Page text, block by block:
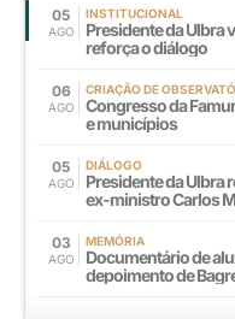
05
AGO
INSTITUCIONAL
Presidente da Ulbra
reforça o diálogo
06
AGO
CRIAÇÃO DE
Congresso da
e municípios
05
AGO
DIÁLOGO
Presidente da Ulbra
ex-ministro Carlos
03
AGO
MEMÓRIA
Documentário de
depoimento de